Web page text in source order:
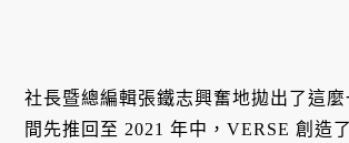
社長暨總編輯張鐵志興奮地拋出了這
間先推回至 2021 年中，VERSE 創造